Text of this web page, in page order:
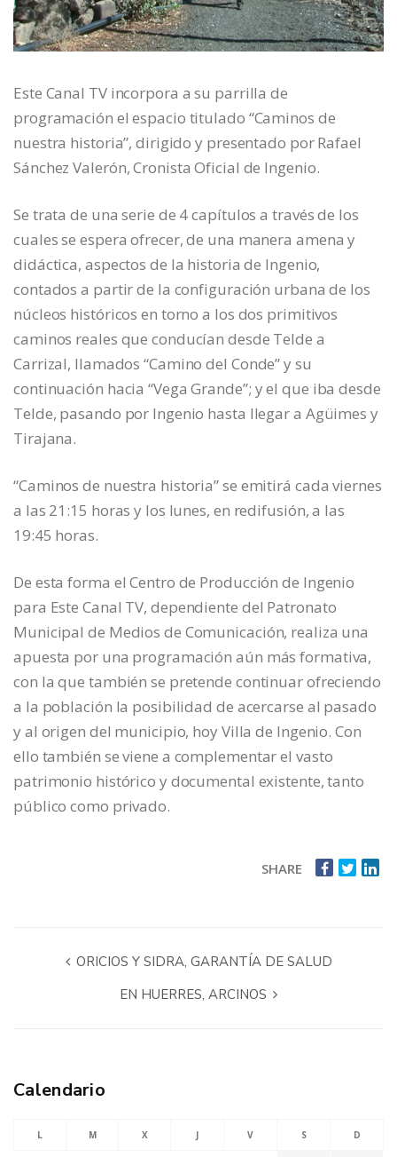
Este Canal TV incorpora a su parrilla de
programación el espacio titulado “Caminos de
nuestra historia”, dirigido y presentado por Rafael
Sánchez Valerón, Cronista Oficial de Ingenio.
Se trata de una serie de 4 capítulos a través de los
cuales se espera ofrecer, de una manera amena y
didáctica, aspectos de la historia de Ingenio,
contados a partir de la configuración urbana de los
núcleos históricos en torno a los dos primitivos
caminos reales que conducían desde Telde a
Carrizal, llamados “Camino del Conde” y su
continuación hacia “Vega Grande”; y el que iba desde
Telde, pasando por Ingenio hasta llegar a Agüimes y
Tirajana.
“Caminos de nuestra historia” se emitirá cada viernes
a las 21:15 horas y los lunes, en redifusión, a las
19:45 horas.
De esta forma el Centro de Producción de Ingenio
para Este Canal TV, dependiente del Patronato
Municipal de Medios de Comunicación, realiza una
apuesta por una programación aún más formativa,
con la que también se pretende continuar ofreciendo
a la población la posibilidad de acercarse al pasado
y al origen del municipio, hoy Villa de Ingenio. Con
ello también se viene a complementar el vasto
patrimonio histórico y documental existente, tanto
público como privado.
SHARE
ORICIOS Y SIDRA, GARANTÍA DE SALUD
EN HUERRES, ARCINOS
Calendario
L M X J V S D